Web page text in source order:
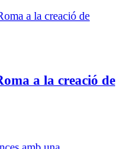
a la creació de